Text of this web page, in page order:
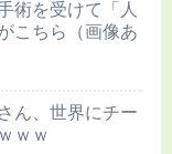
術を受けて「人
こちら（画像あ
ん、世界にチー
ｗｗ